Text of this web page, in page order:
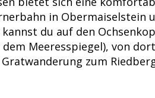
in Obermaiselstein
du auf den
dem Meeresspiegel), von
zum